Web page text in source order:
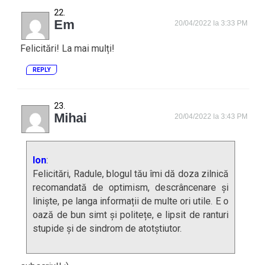
Em 20/04/2022 la 3:33 PM
Felicitări! La mai mulți!
REPLY
Mihai 20/04/2022 la 3:43 PM
Ion:
Felicitări, Radule, blogul tău îmi dă doza zilnică
recomandată de optimism, descrâncenare și
liniște, pe langa informații de multe ori utile. E o
oază de bun simt și politețe, e lipsit de ranturi
stupide și de sindrom de atotștiutor.